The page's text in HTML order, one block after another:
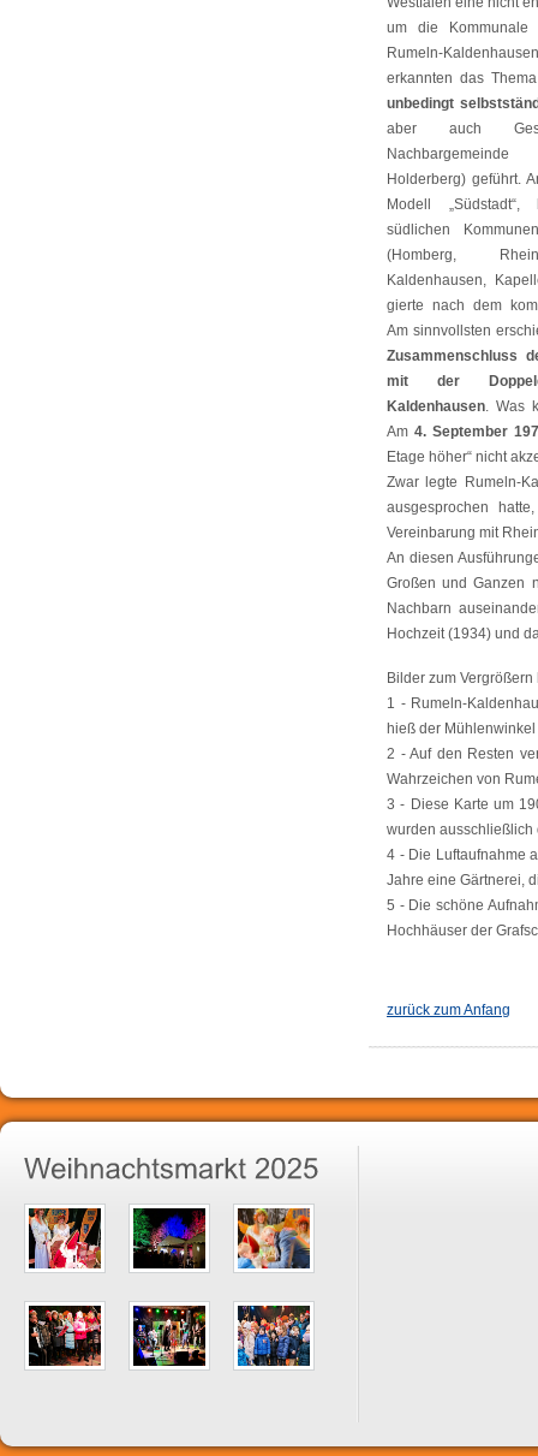
um die Kommunale
Rumeln-
erkannten das
unbedingt
aber auch
Holderberg) geführt.
Modell
südlichen
(Homberg,
Kaldenhausen,
gierte nach dem
Am sinnvollsten
Zusammenschluss
mit der
Kaldenhausen. Was
Am 4. September
Etage höher“ nicht
Zwar legte Rumeln-
ausgesprochen
Vereinbarung mit
An diesen
Großen und Ganzen
Nachbarn
Hochzeit (1934) und
Bilder zum
1 - Rumeln-
hieß der
2 - Auf den Resten
Wahrzeichen von
3 - Diese Karte um
wurden ausschließlich
4 - Die Luftaufnahme
Jahre eine Gärtnerei,
5 - Die schöne
Hochhäuser der
zurück zum Anfang